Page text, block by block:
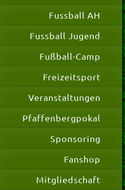
Fussball AH
Fussball Jugend
Fußball-Camp
Freizeitsport
Veranstaltungen
Pfaffenbergpokal
Sponsoring
Fanshop
Mitgliedschaft